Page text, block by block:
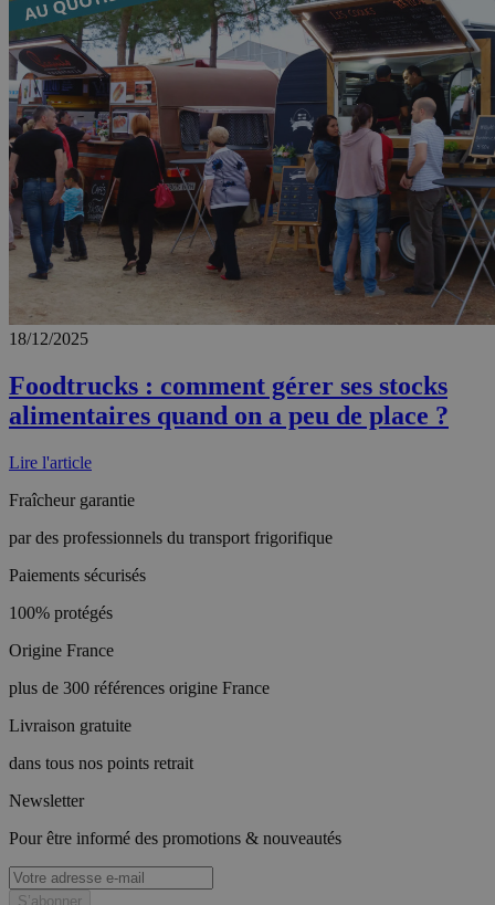
18/12/2025
Foodtrucks : comment gérer ses stocks
alimentaires quand on a peu de place ?
Lire l'article
Fraîcheur garantie
par des professionnels du transport frigorifique
Paiements sécurisés
100% protégés
Origine France
plus de 300 références origine France
Livraison gratuite
dans tous nos points retrait
Newsletter
Pour être informé des promotions & nouveautés